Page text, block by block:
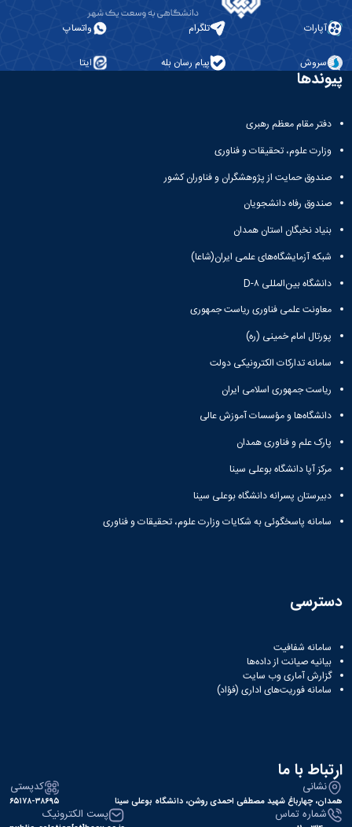
آپارات تلگرام واتساپ
سروش پیام رسان بله ایتا
پیوندها
دفتر مقام معظم رهبری
وزارت علوم، تحقیقات و فناوری
صندوق حمایت از پژوهشگران و فناوران کشور
صندوق رفاه دانشجویان
بنیاد نخبگان استان همدان
شبکه آزمایشگاه‌های علمی ایران(شاعا)
دانشگاه بین‌المللی D-۸
معاونت علمی فناوری ریاست جمهوری
پورتال امام خمینی (ره)
سامانه تدارکات الکترونیکی دولت
ریاست جمهوری اسلامی ایران
دانشگاه‌ها و مؤسسات آموزش عالی
پارک علم و فناوری همدان
مرکز آپا دانشگاه بوعلی سینا
دبیرستان پسرانه دانشگاه بوعلی سینا
سامانه پاسخگوئی به شکایات وزارت علوم، تحقیقات و فناوری
دسترسی
سامانه شفافیت
بیانیه صیانت از داده‌ها
گزارش آماری وب‌ سایت
سامانه فوریت‌های اداری (فؤاد)
ارتباط با ما
نشانی
همدان، چهارباغ شهید مصطفی احمدی روشن، دانشگاه بوعلی سینا
کدپستی
۶۵۱۷۸-۳۸۶۹۵
شماره تماس پست الکترونیک